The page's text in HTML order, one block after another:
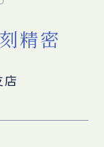
精密
店